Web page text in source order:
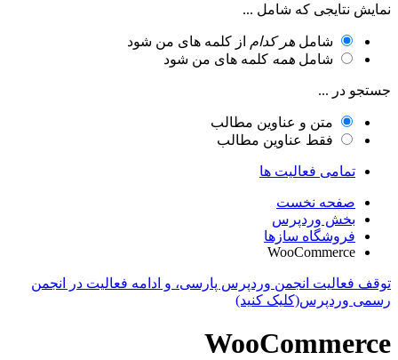
نمایش نتایجی که شامل ...
شامل هر کدام از کلمه های من شود
شامل همه کلمه های من شود
جستجو در ...
متن و عناوین مطالب
فقط عناوین مطالب
تمامی فعالیت ها
صفحه نخست
بخش وردپرس
فروشگاه سازها
WooCommerce
توقف فعالیت انجمن وردپرس پارسی، و ادامه فعالیت در انجمن
رسمی وردپرس(کلیک کنید)
WooCommerce